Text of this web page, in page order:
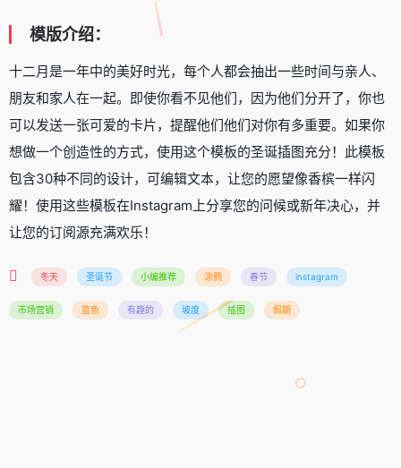
模版介绍：
十二月是一年中的美好时光，每个人都会抽出一些时间与亲人、
朋友和家人在一起。即使你看不见他们，因为他们分开了，你也
可以发送一张可爱的卡片，提醒他们他们对你有多重要。如果你
想做一个创造性的方式，使用这个模板的圣诞插图充分！此模板
包含30种不同的设计，可编辑文本，让您的愿望像香槟一样闪
耀！使用这些模板在Instagram上分享您的问候或新年决心，并
让您的订阅源充满欢乐！
冬天 圣诞节 小编推荐 涂鸦 春节 instagram
市场营销 蓝色 有趣的 坡度 插图 假期